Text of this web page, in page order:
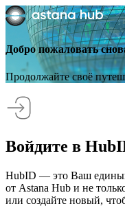
Добро пожаловать
Продолжайте своё
Войдите в
HubID — это Ваш единый
от Astana Hub и не
или создайте новый,